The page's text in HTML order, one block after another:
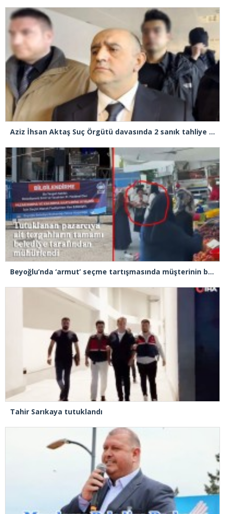
Aziz İhsan Aktaş Suç Örgütü davasında 2 sanık tahliye edildi
Beyoğlu’nda ‘armut’ seçme tartışmasında müşterinin başına kalas fırlatan pazarcı tutuklandı
Tahir Sarıkaya tutuklandı